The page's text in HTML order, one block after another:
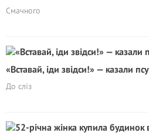
Смачного
«Вставай, іди звідси!» — казали псу
До сліз